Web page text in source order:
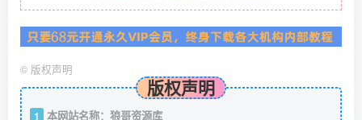
© 版权声明
版权声明
1 本网站名称：狼哥资源库